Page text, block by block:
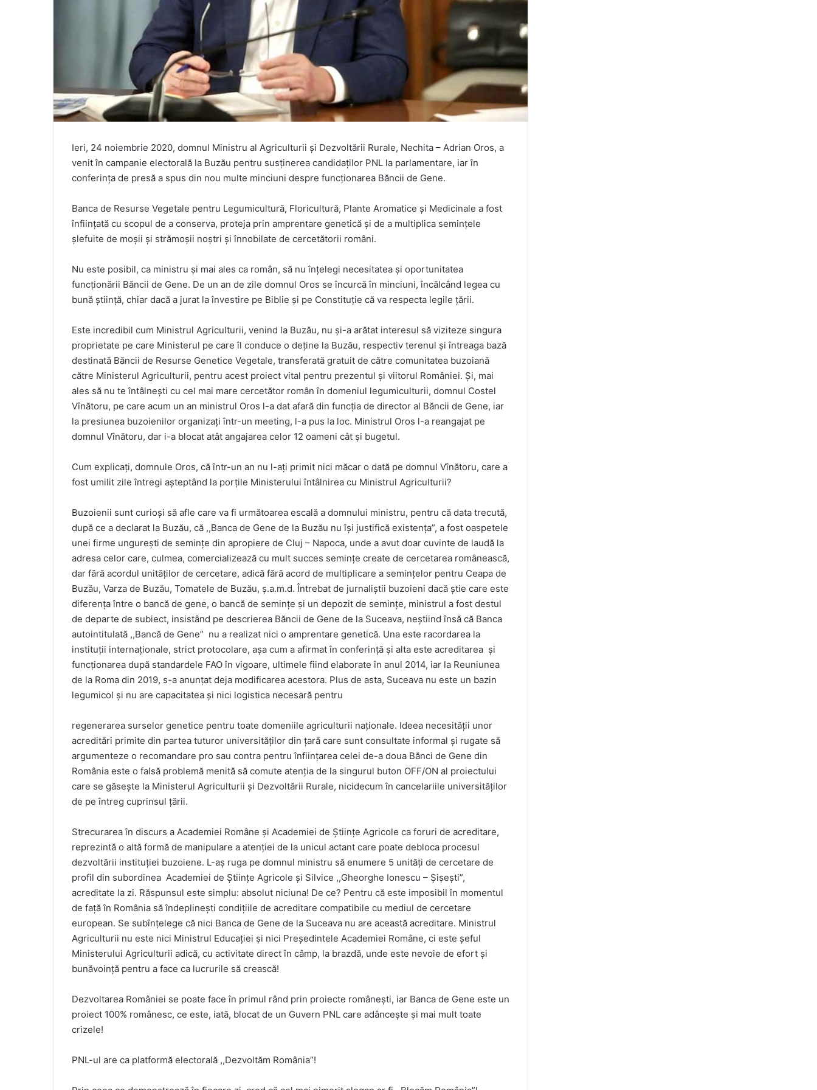
Ieri, 24 noiembrie 2020, domnul Ministru al Agriculturii și Dezvoltării Rurale, Nechita – Adrian Oros, a
venit în campanie electorală la Buzău pentru susținerea candidaților PNL la parlamentare, iar în
conferința de presă a spus din nou multe minciuni despre funcționarea Băncii de Gene.
Banca de Resurse Vegetale pentru Legumicultură, Floricultură, Plante Aromatice și Medicinale a fost
înființată cu scopul de a conserva, proteja prin amprentare genetică și de a multiplica semințele
șlefuite de moșii și strămoșii noștri și înnobilate de cercetătorii români.
Nu este posibil, ca ministru și mai ales ca român, să nu înțelegi necesitatea și oportunitatea
funcționării Băncii de Gene. De un an de zile domnul Oros se încurcă în minciuni, încălcând legea cu
bună știință, chiar dacă a jurat la învestire pe Biblie și pe Constituție că va respecta legile țării.
Este incredibil cum Ministrul Agriculturii, venind la Buzău, nu și-a arătat interesul să viziteze singura
proprietate pe care Ministerul pe care îl conduce o deține la Buzău, respectiv terenul și întreaga bază
destinată Băncii de Resurse Genetice Vegetale, transferată gratuit de către comunitatea buzoiană
către Ministerul Agriculturii, pentru acest proiect vital pentru prezentul și viitorul României. Și, mai
ales să nu te întâlnești cu cel mai mare cercetător român în domeniul legumiculturii, domnul Costel
Vînătoru, pe care acum un an ministrul Oros l-a dat afară din funcția de director al Băncii de Gene, iar
la presiunea buzoienilor organizați într-un meeting, l-a pus la loc. Ministrul Oros l-a reangajat pe
domnul Vînătoru, dar i-a blocat atât angajarea celor 12 oameni cât și bugetul.
Cum explicați, domnule Oros, că într-un an nu l-ați primit nici măcar o dată pe domnul Vînătoru, care a
fost umilit zile întregi așteptând la porțile Ministerului întâlnirea cu Ministrul Agriculturii?
Buzoienii sunt curioși să afle care va fi următoarea escală a domnului ministru, pentru că data trecută,
după ce a declarat la Buzău, că ,,Banca de Gene de la Buzău nu își justifică existența”, a fost oaspetele
unei firme ungurești de semințe din apropiere de Cluj – Napoca, unde a avut doar cuvinte de laudă la
adresa celor care, culmea, comercializează cu mult succes semințe create de cercetarea românească,
dar fără acordul unităților de cercetare, adică fără acord de multiplicare a semințelor pentru Ceapa de
Buzău, Varza de Buzău, Tomatele de Buzău, ș.a.m.d. Întrebat de jurnaliștii buzoieni dacă știe care este
diferența între o bancă de gene, o bancă de semințe și un depozit de semințe, ministrul a fost destul
de departe de subiect, insistând pe descrierea Băncii de Gene de la Suceava, neștiind însă că Banca
autointitulată ,,Bancă de Gene” nu a realizat nici o amprentare genetică. Una este racordarea la
instituții internaționale, strict protocolare, așa cum a afirmat în conferință și alta este acreditarea și
funcționarea după standardele FAO în vigoare, ultimele fiind elaborate în anul 2014, iar la Reuniunea
de la Roma din 2019, s-a anunțat deja modificarea acestora. Plus de asta, Suceava nu este un bazin
legumicol și nu are capacitatea și nici logistica necesară pentru
regenerarea surselor genetice pentru toate domeniile agriculturii naționale. Ideea necesității unor
acreditări primite din partea tuturor universităților din țară care sunt consultate informal și rugate să
argumenteze o recomandare pro sau contra pentru înființarea celei de-a doua Bănci de Gene din
România este o falsă problemă menită să comute atenția de la singurul buton OFF/ON al proiectului
care se găsește la Ministerul Agriculturii și Dezvoltării Rurale, nicidecum în cancelariile universităților
de pe întreg cuprinsul țării.
Strecurarea în discurs a Academiei Române și Academiei de Științe Agricole ca foruri de acreditare,
reprezintă o altă formă de manipulare a atenției de la unicul actant care poate debloca procesul
dezvoltării instituției buzoiene. L-aș ruga pe domnul ministru să enumere 5 unități de cercetare de
profil din subordinea Academiei de Științe Agricole și Silvice ,,Gheorghe Ionescu – Șișești”,
acreditate la zi. Răspunsul este simplu: absolut niciuna! De ce? Pentru că este imposibil în momentul
de față în România să îndeplinești condițiile de acreditare compatibile cu mediul de cercetare
european. Se subînțelege că nici Banca de Gene de la Suceava nu are această acreditare. Ministrul
Agriculturii nu este nici Ministrul Educației și nici Președintele Academiei Române, ci este șeful
Ministerului Agriculturii adică, cu activitate direct în câmp, la brazdă, unde este nevoie de efort și
bunăvoință pentru a face ca lucrurile să crească!
Dezvoltarea României se poate face în primul rând prin proiecte românești, iar Banca de Gene este un
proiect 100% românesc, ce este, iată, blocat de un Guvern PNL care adâncește și mai mult toate
crizele!
PNL-ul are ca platformă electorală ,,Dezvoltăm România”!